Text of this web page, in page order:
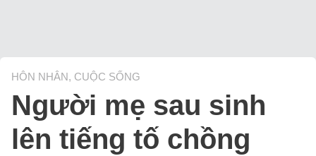
HÔN NHÂN, CUỘC SỐNG
Người mẹ sau sinh
lên tiếng tố chồng